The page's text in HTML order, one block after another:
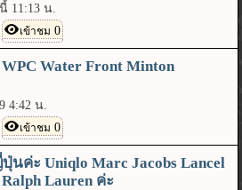
11:13 น.
เข้าชม 0
Water Front Minton
4:42 น.
เข้าชม 0
นค่ะ Uniqlo Marc Jacobs Lancel
Lauren ค่ะ